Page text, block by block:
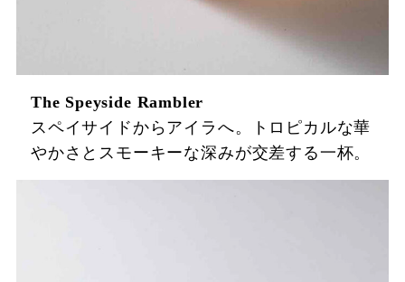
The Speyside Rambler
スペイサイドからアイラへ。トロピカルな華
やかさとスモーキーな深みが交差する一杯。